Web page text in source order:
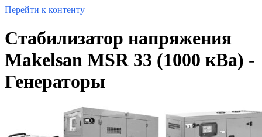
Перейти к контенту
Стабилизатор напряжения
Makelsan MSR 33 (1000 кВа) -
Генераторы